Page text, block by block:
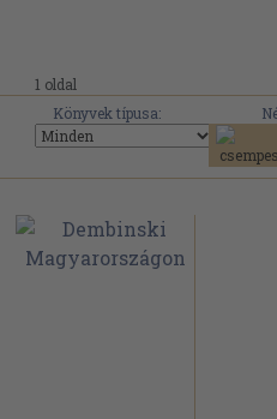
1 oldal
Könyvek típusa: